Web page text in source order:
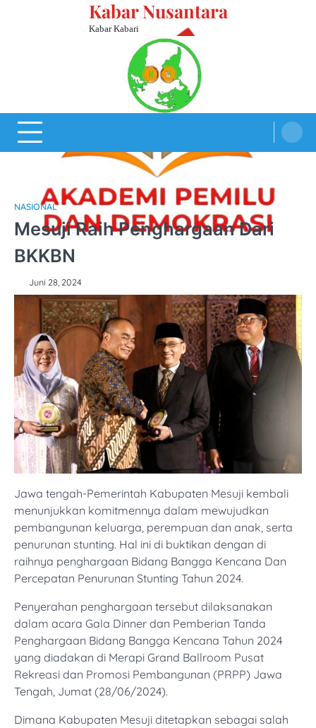
Kabar Nusantara
Kabar Kabari
NASIONAL
Mesuji Raih Penghargaan Dari
BKKBN
Juni 28, 2024
Jawa tengah-Pemerintah Kabupaten Mesuji kembali
menunjukkan komitmennya dalam mewujudkan
pembangunan keluarga, perempuan dan anak, serta
penurunan stunting. Hal ini di buktikan dengan di
raihnya penghargaan Bidang Bangga Kencana Dan
Percepatan Penurunan Stunting Tahun 2024.
Penyerahan penghargaan tersebut dilaksanakan
dalam acara Gala Dinner dan Pemberian Tanda
Penghargaan Bidang Bangga Kencana Tahun 2024
yang diadakan di Merapi Grand Ballroom Pusat
Rekreasi dan Promosi Pembangunan (PRPP) Jawa
Tengah, Jumat (28/06/2024).
Dimana Kabupaten Mesuji ditetapkan sebagai salah